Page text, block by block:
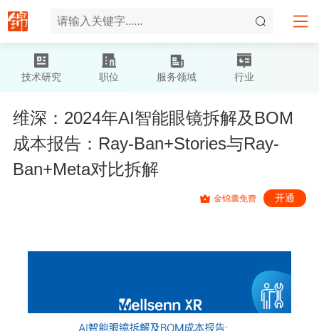
技术研究 职位 服务领域 行业
维深：2024年AI智能眼镜拆解及BOM
成本报告：Ray-Ban+Stories与Ray-
Ban+Meta对比拆解
金锦囊免费 开通